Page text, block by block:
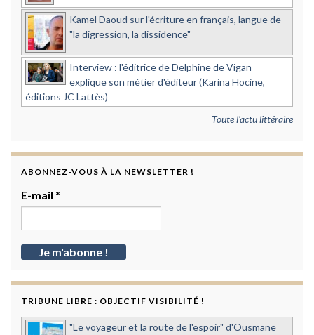
Kamel Daoud sur l'écriture en français, langue de
"la digression, la dissidence"
Interview : l'éditrice de Delphine de Vigan
explique son métier d'éditeur (Karina Hocine,
éditions JC Lattès)
Toute l'actu littéraire
ABONNEZ-VOUS À LA NEWSLETTER !
E-mail *
TRIBUNE LIBRE : OBJECTIF VISIBILITÉ !
"Le voyageur et la route de l'espoir" d'Ousmane